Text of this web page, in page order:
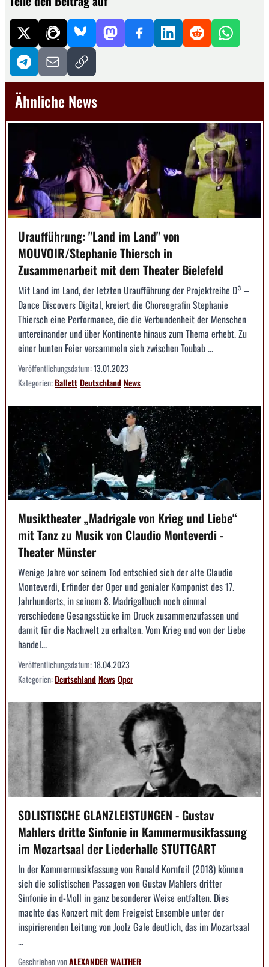
Ähnliche News
Uraufführung: "Land im Land" von
MOUVOIR/Stephanie Thiersch in
Zusammenarbeit mit dem Theater Bielefeld
Mit Land im Land, der letzten Uraufführung der Projektreihe D³ –
Dance Discovers Digital, kreiert die Choreografin Stephanie
Thiersch eine Performance, die die Verbundenheit der Menschen
untereinander und über Kontinente hinaus zum Thema erhebt. Zu
einer bunten Feier versammeln sich zwischen Toubab ...
Veröffentlichungsdatum:13.01.2023
Kategorien:BallettDeutschlandNews
Musiktheater „Madrigale von Krieg und Liebe“
mit Tanz zu Musik von Claudio Monteverdi -
Theater Münster
Wenige Jahre vor seinem Tod entschied sich der alte Claudio
Monteverdi, Erfinder der Oper und genialer Komponist des 17.
Jahrhunderts, in seinem 8. Madrigalbuch noch einmal
verschiedene Gesangsstücke im Druck zusammenzufassen und
damit für die Nachwelt zu erhalten. Vom Krieg und von der Liebe
handel...
Veröffentlichungsdatum:18.04.2023
Kategorien:DeutschlandNewsOper
SOLISTISCHE GLANZLEISTUNGEN - Gustav
Mahlers dritte Sinfonie in Kammermusikfassung
im Mozartsaal der Liederhalle STUTTGART
In der Kammermusikfassung von Ronald Kornfeil (2018) können
sich die solistischen Passagen von Gustav Mahlers dritter
Sinfonie in d-Moll in ganz besonderer Weise entfalten. Dies
machte das Konzert mit dem Freigeist Ensemble unter der
inspirierenden Leitung von Joolz Gale deutlich, das im Mozartsaal
...
Geschrieben vonALEXANDER WALTHER